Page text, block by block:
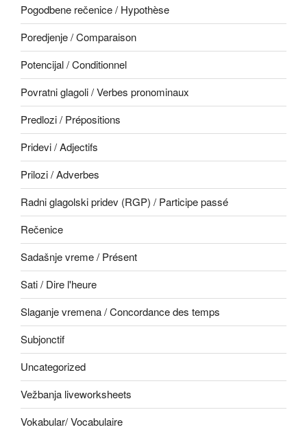
Pogodbene rečenice / Hypothèse
Poredjenje / Comparaison
Potencijal / Conditionnel
Povratni glagoli / Verbes pronominaux
Predlozi / Prépositions
Pridevi / Adjectifs
Prilozi / Adverbes
Radni glagolski pridev (RGP) / Participe passé
Rečenice
Sadašnje vreme / Présent
Sati / Dire l'heure
Slaganje vremena / Concordance des temps
Subjonctif
Uncategorized
Vežbanja liveworksheets
Vokabular/ Vocabulaire